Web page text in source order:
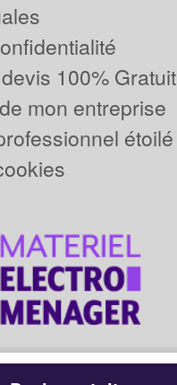
100% Gratuit
mon entreprise
étoilé